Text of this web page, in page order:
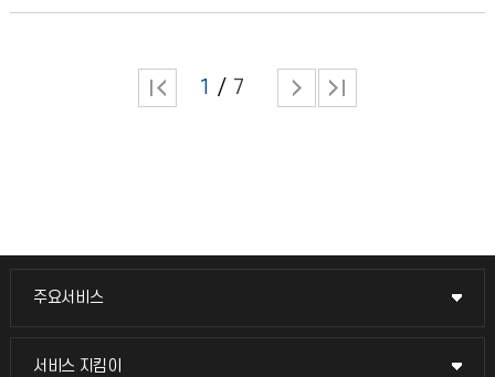
1 7
주요서비스
주요서비스
교무회의방송
서비스 지킴이
서비스 지킴이